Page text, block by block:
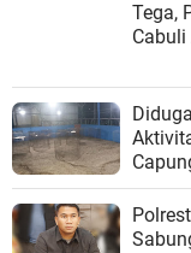
Tega,
Cabuli